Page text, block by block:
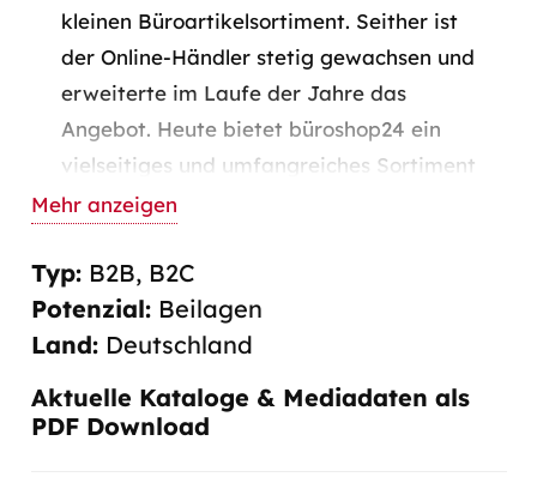
kleinen Büroartikelsortiment. Seither ist
der Online-Händler stetig gewachsen und
erweiterte im Laufe der Jahre das
Angebot. Heute bietet büroshop24 ein
vielseitiges und umfangreiches Sortiment
für Büro, Technik und Multimedia,
Werkstatt und Lager an. Mit weit über
100.000 Artikeln ist büroshop24 einer der
großen OnlineHändler auf dem
deutschen Markt. Mit einem modernen
Logistik-Zentrum garantiert büroshop24
Mehr anzeigen
Typ: B2B, B2C
Potenzial: Beilagen
Land: Deutschland
Aktuelle Kataloge & Mediadaten als
PDF Download